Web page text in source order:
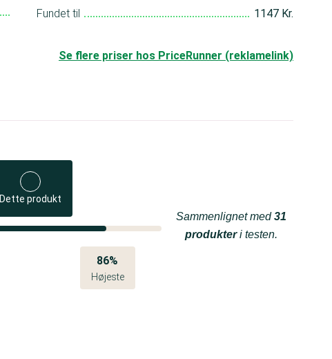
Fundet til 1147 Kr.
Se flere priser hos PriceRunner (reklamelink)
Dette produkt
86%
Højeste
Sammenlignet med31
produkteri testen.